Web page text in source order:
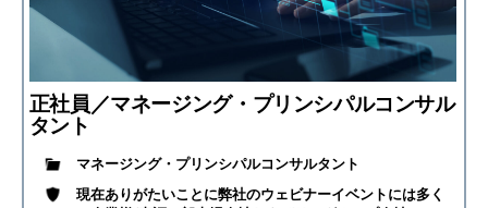
正社員／マネージング・プリンシパルコンサル
タント
マネージング・プリンシパルコンサルタント
現在ありがたいことに弊社のウェビナーイベントには多く